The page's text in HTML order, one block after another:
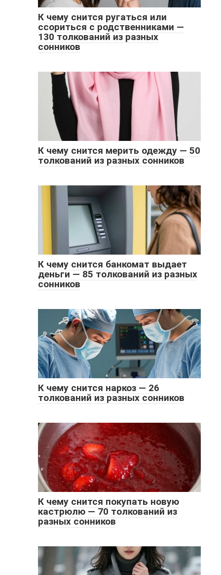
К чему снится ругаться или
ссориться с родственниками —
130 толкований из разных
сонников
К чему снится мерить одежду — 50
толкований из разных сонников
К чему снится банкомат выдает
деньги — 85 толкований из разных
сонников
К чему снится наркоз — 26
толкований из разных сонников
К чему снится покупать новую
кастрюлю — 70 толкований из
разных сонников